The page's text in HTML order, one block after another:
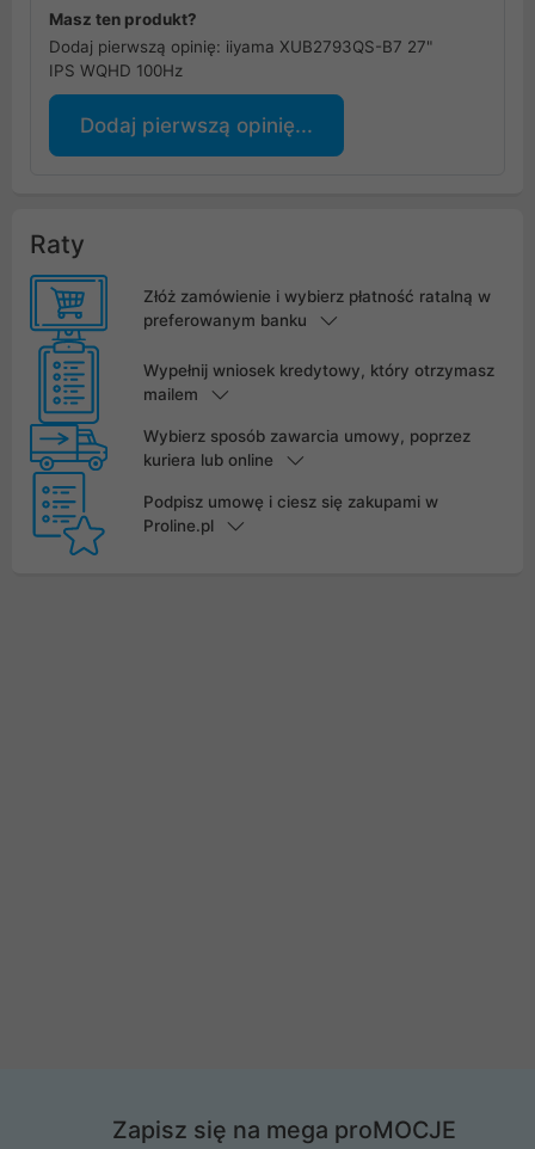
Masz ten produkt?
Dodaj pierwszą opinię: iiyama XUB2793QS-B7 27"
IPS WQHD 100Hz
Dodaj pierwszą opinię...
Raty
Złóż zamówienie i wybierz płatność ratalną w
preferowanym banku
Wypełnij wniosek kredytowy, który otrzymasz
mailem
Wybierz sposób zawarcia umowy, poprzez
kuriera lub online
Podpisz umowę i ciesz się zakupami w
Proline.pl
Zapisz się na mega proMOCJE